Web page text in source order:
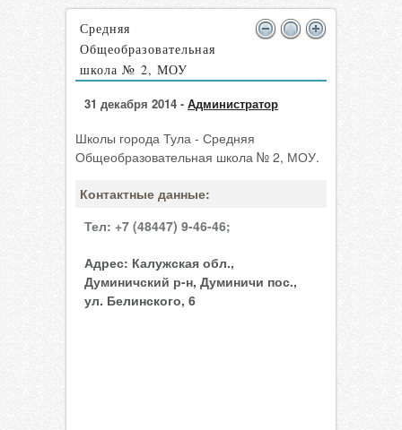
Средняя
Общеобразовательная
школа № 2, МОУ
31 декабря 2014 - Администратор
Школы города Тула - Средняя
Общеобразовательная школа № 2, МОУ.
Контактные данные:
Тел: +7 (48447) 9-46-46;
Адрес: Калужская обл.,
Думиничский р-н, Думиничи пос.,
ул. Белинского, 6